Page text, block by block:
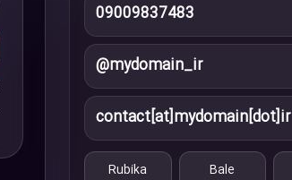
09009837483
@mydomain_ir
contact[at]mydomain[dot]ir
Bale
Rubika